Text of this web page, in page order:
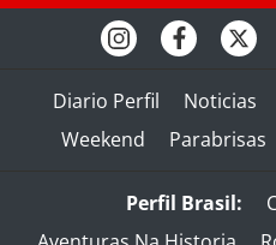
Diario Perfil Noticias
Weekend
Parabrisas
Perfil Brasil: